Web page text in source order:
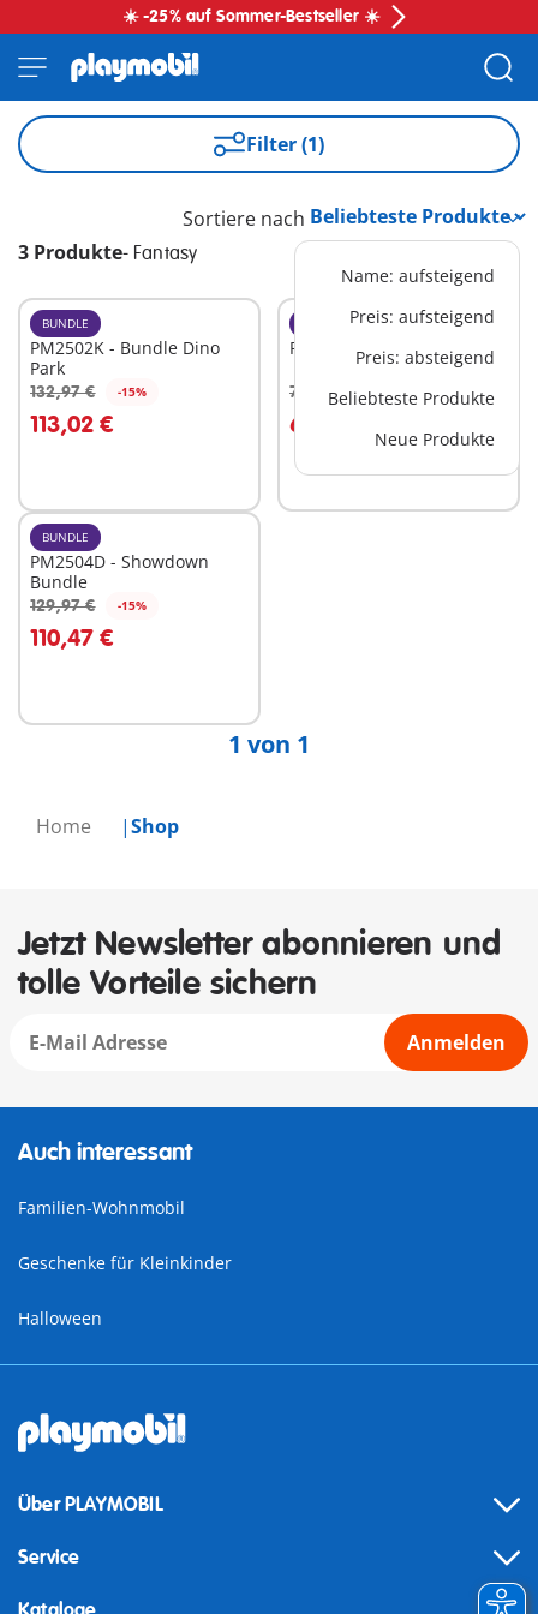
☀️ -25% auf Sommer-Bestseller ☀️
Home Shop
Filter (1)
3 Produkte- Fantasy
Sortiere nach
Name: aufsteigend
Preis: aufsteigend
Preis: absteigend
Beliebteste Produkte
Neue Produkte
BUNDLE
PM2502K - Bundle Dino
Park
132,97 € -15%
113,02 €
In den Warenkorb
PM2504C - Heroes Bundle
77,95 € -15%
66,26 €
In den Warenkorb
BUNDLE
PM2504D - Showdown
Bundle
129,97 € -15%
110,47 €
In den Warenkorb
1 von 1
Jetzt Newsletter abonnieren und
tolle Vorteile sichern
Anmelden
Auch interessant
Familien-Wohnmobil
Geschenke für Kleinkinder
Halloween
Über PLAYMOBIL
Service